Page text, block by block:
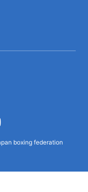
boxing federation